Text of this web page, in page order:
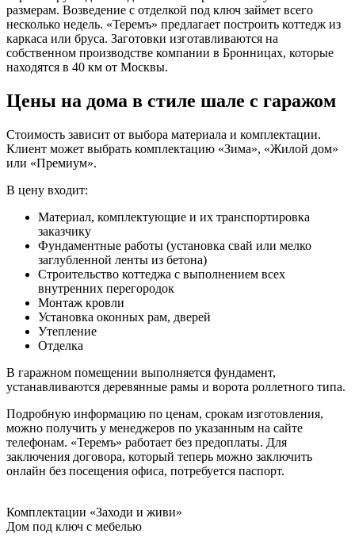
размерам. Возведение с отделкой под ключ займет всего
несколько недель. «Теремъ» предлагает построить коттедж из
каркаса или бруса. Заготовки изготавливаются на
собственном производстве компании в Бронницах, которые
находятся в 40 км от Москвы.
Цены на дома в стиле шале с гаражом
Стоимость зависит от выбора материала и комплектации.
Клиент может выбрать комплектацию «Зима», «Жилой дом»
или «Премиум».
В цену входит:
Материал, комплектующие и их транспортировка
заказчику
Фундаментные работы (установка свай или мелко
заглубленной ленты из бетона)
Строительство коттеджа с выполнением всех
внутренних перегородок
Монтаж кровли
Установка оконных рам, дверей
Утепление
Отделка
В гаражном помещении выполняется фундамент,
устанавливаются деревянные рамы и ворота роллетного типа.
Подробную информацию по ценам, срокам изготовления,
можно получить у менеджеров по указанным на сайте
телефонам. «Теремъ» работает без предоплаты. Для
заключения договора, который теперь можно заключить
онлайн без посещения офиса, потребуется паспорт.
Комплектации «Заходи и живи»
Дом под ключ с мебелью